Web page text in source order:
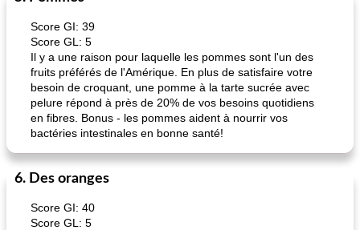
Score GI: 39
Score GL: 5
Il y a une raison pour laquelle les pommes sont l'un des
fruits préférés de l'Amérique. En plus de satisfaire votre
besoin de croquant, une pomme à la tarte sucrée avec
pelure répond à près de 20% de vos besoins quotidiens
en fibres. Bonus - les pommes aident à nourrir vos
bactéries intestinales en bonne santé!
6. Des oranges
Score GI: 40
Score GL: 5